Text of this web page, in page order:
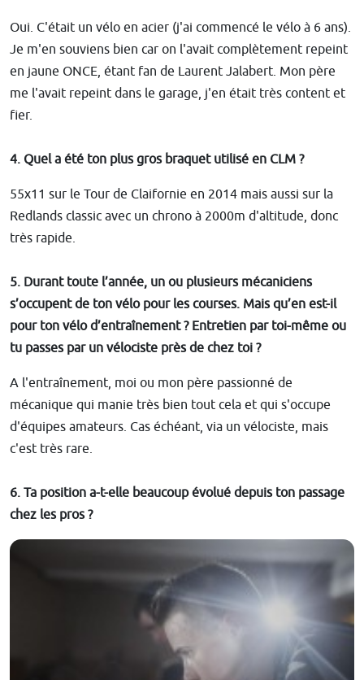
Oui. C'était un vélo en acier (j'ai commencé le vélo à 6 ans).
Je m'en souviens bien car on l'avait complètement repeint
en jaune ONCE, étant fan de Laurent Jalabert. Mon père
me l'avait repeint dans le garage, j'en était très content et
fier.
4. Quel a été ton plus gros braquet utilisé en CLM ?
55x11 sur le Tour de Claifornie en 2014 mais aussi sur la
Redlands classic avec un chrono à 2000m d'altitude, donc
très rapide.
5. Durant toute l’année, un ou plusieurs mécaniciens
s’occupent de ton vélo pour les courses. Mais qu’en est-il
pour ton vélo d’entraînement ? Entretien par toi-même ou
tu passes par un vélociste près de chez toi ?
A l'entraînement, moi ou mon père passionné de
mécanique qui manie très bien tout cela et qui s'occupe
d'équipes amateurs. Cas échéant, via un vélociste, mais
c'est très rare.
6. Ta position a-t-elle beaucoup évolué depuis ton passage
chez les pros ?